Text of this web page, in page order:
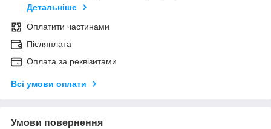
Детальніше
Оплатити частинами
Післяплата
Оплата за реквізитами
Всі умови оплати
Умови повернення